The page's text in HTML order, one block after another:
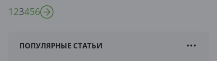
123456
ПОПУЛЯРНЫЕ СТАТЬИ